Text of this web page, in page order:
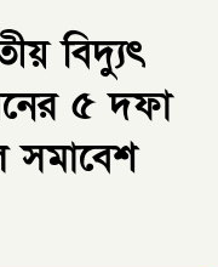
বিদ্যুৎ
৫ দফা
সমাবেশ